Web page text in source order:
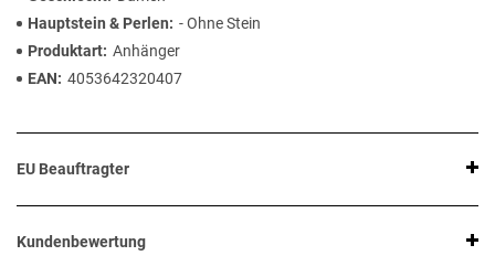
Hauptstein & Perlen
- Ohne Stein
Produktart Anhänger
EAN
4053642320407
EU Beauftragter
Kundenbewertung